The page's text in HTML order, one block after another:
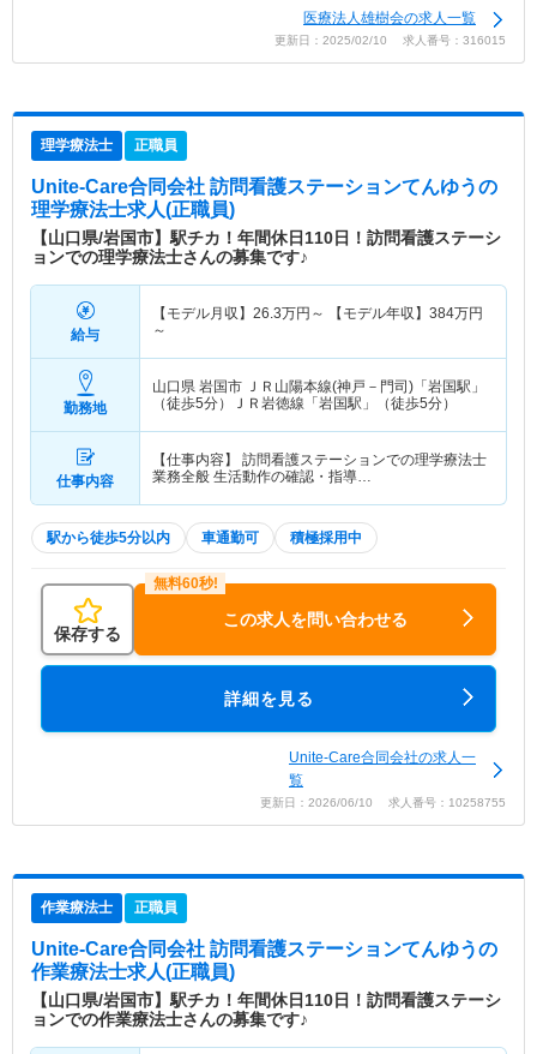
医療法人雄樹会の求人一覧
更新日：2025/02/10 求人番号：316015
理学療法士 正職員
Unite‐Care合同会社 訪問看護ステーションてんゆうの
理学療法士求人(正職員)
【山口県/岩国市】駅チカ！年間休日110日！訪問看護ステーシ
ョンでの理学療法士さんの募集です♪
給与
【モデル月収】 26.3万円～ 【モデル年収】 384万円
～
勤務地
山口県 岩国市
ＪＲ山陽本線(神戸－門司)「岩国駅」
（徒歩5分）ＪＲ岩徳線「岩国駅」（徒歩5分）
仕事内容
【仕事内容】 訪問看護ステーションでの理学療法士
業務全般 生活動作の確認・指導…
駅から徒歩5分以内 車通勤可 積極採用中
保存する
この求人を問い合わせる
詳細を見る
Unite‐Care合同会社の求人一
覧
更新日：2026/06/10 求人番号：10258755
作業療法士 正職員
Unite‐Care合同会社 訪問看護ステーションてんゆうの
作業療法士求人(正職員)
【山口県/岩国市】駅チカ！年間休日110日！訪問看護ステーシ
ョンでの作業療法士さんの募集です♪